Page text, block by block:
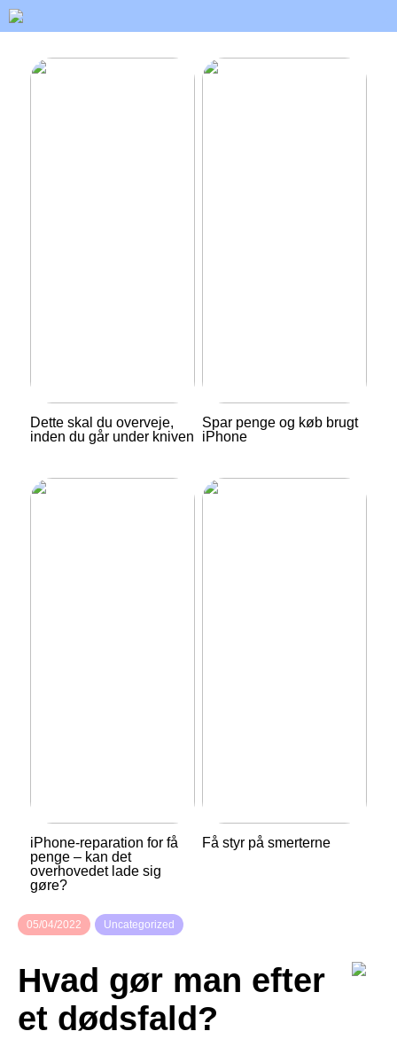
Dette skal du overveje,
inden du går under kniven
Spar penge og køb brugt
iPhone
iPhone-reparation for få
penge – kan det
overhovedet lade sig
gøre?
Få styr på smerterne
05/04/2022 Uncategorized
Hvad gør man efter
et dødsfald?